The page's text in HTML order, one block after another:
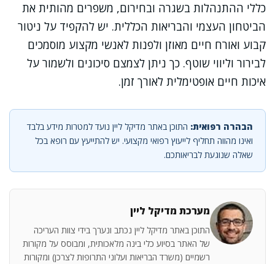
כללי ההתנהלות בשגרה ובחירום, משפרים מהותית את
הביטחון העצמי והבריאות הכללית. יש להקפיד על ניטור
קבוע ואורח חיים מאוזן ולפנות לאנשי מקצוע מוסמכים
לבירור וליווי שוטף. כך ניתן לצמצם סיכונים ולשמור על
איכות חיים אופטימלית לאורך זמן.
הבהרה רפואית: התוכן באתר מדיקל ליין נועד למטרות מידע בלבד
ואינו מהווה תחליף לייעוץ רפואי מקצועי. יש להתייעץ עם רופא בכל
שאלה שנוגעת לבריאותכם.
מערכת מדיקל ליין
התוכן באתר מדיקל ליין נכתב ונערך בידי צוות העריכה
של האתר בסיוע כלי בינה מלאכותית, ומבוסס על מקורות
רשמיים (משרד הבריאות ועלוני התרופות לצרכן) ומקורות